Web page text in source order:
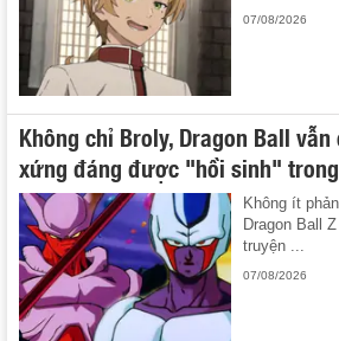
07/08/2026
Không chỉ Broly, Dragon Ball
xứng đáng được "hồi sinh"
Không ít
Dragon Ball
truyện ...
07/08/2026